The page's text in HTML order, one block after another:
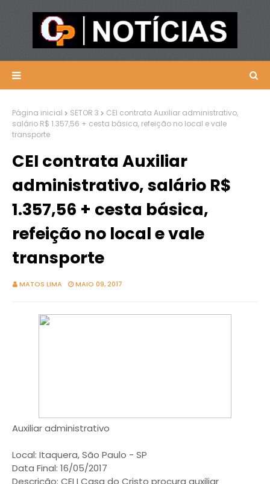
Página inicial SETOR 3
CEI contrata Auxiliar administrativo,
salário R$ 1.357,56 + cesta básica, refeição no local e vale
transporte
CEI contrata Auxiliar
administrativo, salário R$
1.357,56 + cesta básica,
refeição no local e vale
transporte
MATOS LIMA MAIO 09, 2017
Auxiliar administrativo
Local: Itaquera, São Paulo - SP
Data Final: 16/05/2017
Descrição: CEI I Casa do Cristo procura auxiliar